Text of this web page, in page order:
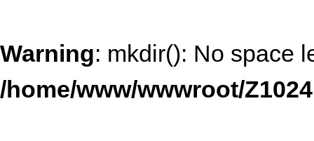
Warning: mkdir(): No space
/home/www/wwwroot/